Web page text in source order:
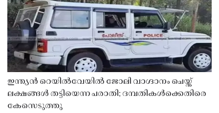
ഇന്ത്യൻ റെയിൽവേയിൽ ജോലി വാഗ്ദാനം ചെയ്ത്
ലക്ഷങ്ങൾ തട്ടിയെന്ന പരാതി; ദമ്പതികൾക്കെതിരെ
കേസെടുത്തു